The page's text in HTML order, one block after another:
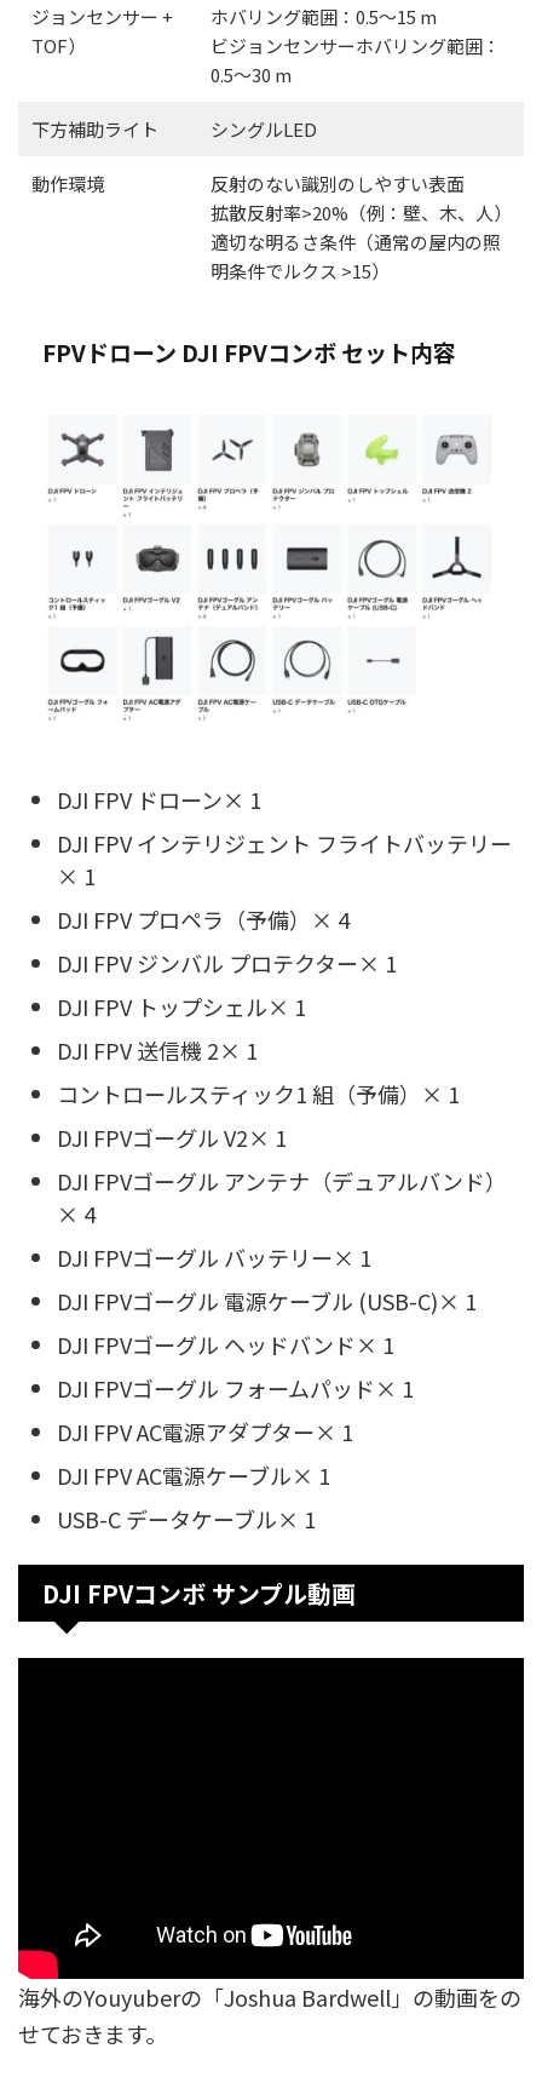
ジョンセンサー +
TOF）
ホバリング範囲：0.5〜15 m
ビジョンセンサーホバリング範囲：
0.5～30 m
下方補助ライト シングルLED
動作環境
反射のない識別のしやすい表面
​拡散反射率>20%（例：壁、木、人）
適切な明るさ条件（通常の屋内の照
明条件でルクス >15）
FPVドローン DJI FPVコンボ セット内容
DJI FPV ドローン× 1
DJI FPV インテリジェント フライトバッテリー
× 1
DJI FPV プロペラ（予備）× 4
DJI FPV ジンバル プロテクター× 1
DJI FPV トップシェル× 1
DJI FPV 送信機 2× 1
コントロールスティック1 組（予備）× 1
DJI FPVゴーグル V2× 1
DJI FPVゴーグル アンテナ（デュアルバンド）
× 4
DJI FPVゴーグル バッテリー× 1
DJI FPVゴーグル 電源ケーブル (USB-C)× 1
DJI FPVゴーグル ヘッドバンド× 1
DJI FPVゴーグル フォームパッド× 1
DJI FPV AC電源アダプター× 1
DJI FPV AC電源ケーブル× 1
USB-C データケーブル× 1
DJI FPVコンボ サンプル動画
海外のYouyuberの「Joshua Bardwell」の動画をの
せておきます。